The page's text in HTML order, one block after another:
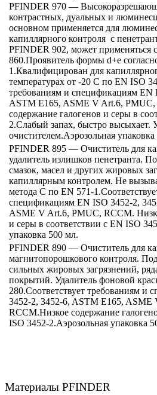
PFINDER 970 —
контрастных, дуальных и
основном применяется для
капиллярного контроля с
PFINDER 902, может применяться
860.Проявитель формы d+e
1.Квалифицирован для
температурах от -20 C по EN ISO
требованиям и спецификациям EN
ASTM E165, ASME V Art.6,
содержание галогенов и серы в
2.Слабый запах, быстро высыхает.
очистителем.Аэрозольная
PFINDER 895 — Очиститель для
удалитель излишков пенетранта.
смазок, масел и других жировых
капиллярным контролем. Не
метода C по EN 571-
спецификациям EN ISO 3452-2,
ASME V Art.6, PMUC, RCCM.
и серы в соответствии с EN ISO
упаковка 500 мл.
PFINDER 890 — Очиститель для
магнитопорошкового контроля.
сильных жировых загрязнений,
покрытий. Удалитель фоновой
280.Соответствует требованиям и
3452-2, 3452-6, ASTM E165, ASME
RCCM.Низкое содержание
ISO 3452-2.Аэрозольная упаковка
Материалы PFINDER